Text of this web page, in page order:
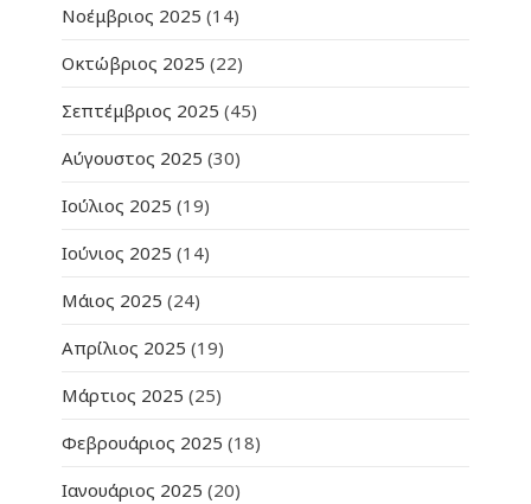
Νοέμβριος 2025 (14)
Οκτώβριος 2025 (22)
Σεπτέμβριος 2025 (45)
Αύγουστος 2025 (30)
Ιούλιος 2025 (19)
Ιούνιος 2025 (14)
Μάιος 2025 (24)
Απρίλιος 2025 (19)
Μάρτιος 2025 (25)
Φεβρουάριος 2025 (18)
Ιανουάριος 2025 (20)